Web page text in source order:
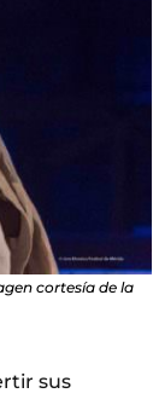
cortesía de la
sus